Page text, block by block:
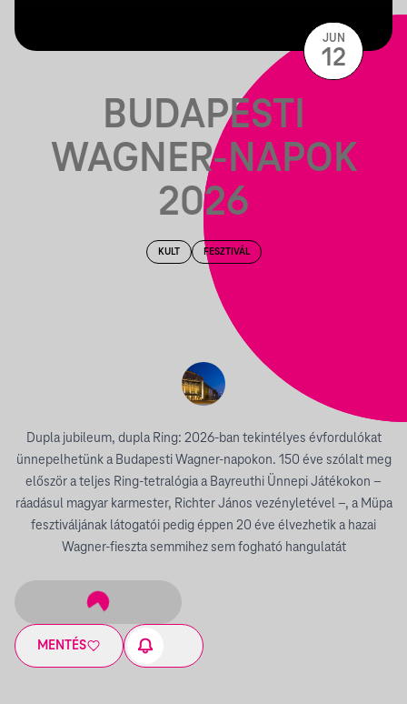
BUDAPESTI
WAGNER-NAPOK
2026
KULT FESZTIVÁL
Dupla jubileum, dupla Ring: 2026-ban tekintélyes évfordulókat
ünnepelhetünk a Budapesti Wagner-napokon. 150 éve szólalt meg
először a teljes Ring-tetralógia a Bayreuthi Ünnepi Játékokon –
ráadásul magyar karmester, Richter János vezényletével –, a Müpa
fesztiváljának látogatói pedig éppen 20 éve élvezhetik a hazai
Wagner-fieszta semmihez sem fogható hangulatát
MENTÉS
JUN
12